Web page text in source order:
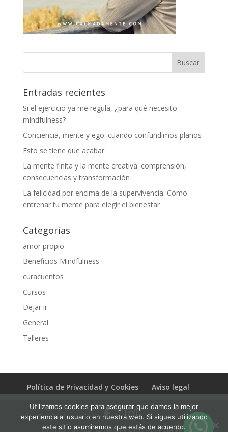
Entradas recientes
Si el ejercicio ya me regula, ¿para qué necesito
mindfulness?
Conciencia, mente y ego: cuando confundimos planos
Esto se tiene que acabar
La mente finita y la mente creativa: comprensión,
consecuencias y transformación
La felicidad por encima de la supervivencia: Cómo
entrenar tu mente para elegir el bienestar
Categorías
amor propio
Beneficios Mindfulness
curacuentos
Cursos
Dejar ir
General
Talleres
Política de Privacidad y Cookies Aviso legal
Utilizamos cookies para asegurar que damos la mejor
experiencia al usuario en nuestra web. Si sigues utilizando
este sitio asumiremos que estás de acuerdo.